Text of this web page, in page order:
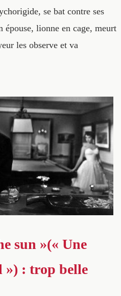
se bat contre ses
épouse, lionne en cage, meurt
les observe et va
sun »(« Une
») : trop belle